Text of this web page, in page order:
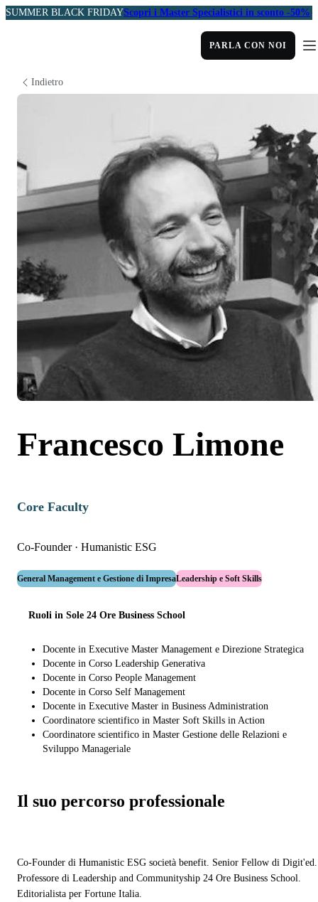
SUMMER BLACK FRIDAYScopri i Master Specialistici in sconto -50%
PARLA CON NOI
Indietro
Francesco Limone
Core Faculty
Co-Founder · Humanistic ESG
General Management e Gestione di ImpresaLeadership e Soft Skills
Ruoli in Sole 24 Ore Business School
Docente in Executive Master Management e Direzione Strategica
Docente in Corso Leadership Generativa
Docente in Corso People Management
Docente in Corso Self Management
Docente in Executive Master in Business Administration
Coordinatore scientifico in Master Soft Skills in Action
Coordinatore scientifico in Master Gestione delle Relazioni e
Sviluppo Manageriale
Il suo percorso professionale
Co-Founder di Humanistic ESG società benefit. Senior Fellow di Digit'ed.
Professore di Leadership and Communityship 24 Ore Business School.
Editorialista per Fortune Italia.